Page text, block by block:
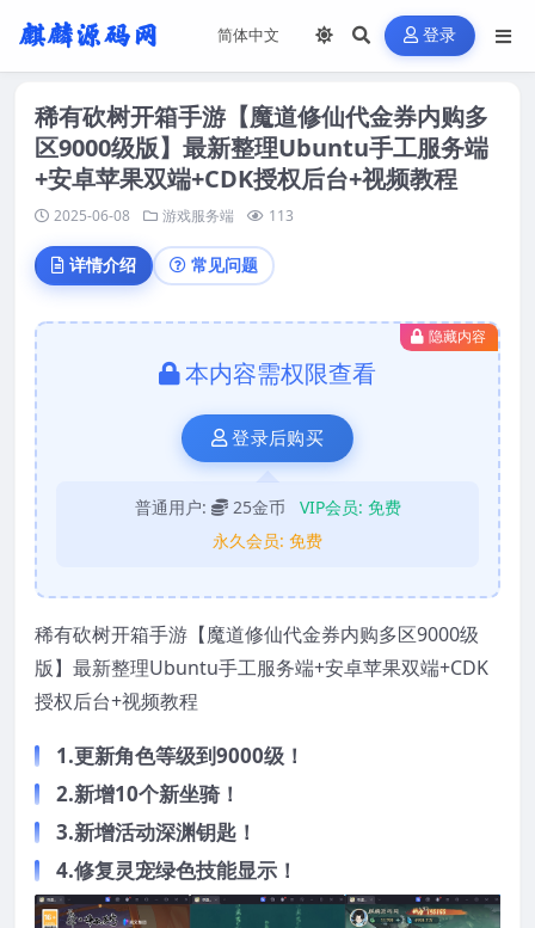
登录
稀有砍树开箱手游【魔道修仙代金券内购多
区9000级版】最新整理Ubuntu手工服务端
+安卓苹果双端+CDK授权后台+视频教程
2025-06-08 游戏服务端 113
详情介绍 常见问题
隐藏内容
本内容需权限查看
登录后购买
普通用户: 25金币 VIP会员: 免费
永久会员: 免费
稀有砍树开箱手游【魔道修仙代金券内购多区9000级
版】最新整理Ubuntu手工服务端+安卓苹果双端+CDK
授权后台+视频教程
1.更新角色等级到9000级！
2.新增10个新坐骑！
3.新增活动深渊钥匙！
4.修复灵宠绿色技能显示！